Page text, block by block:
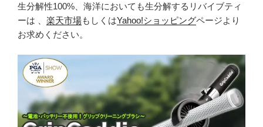
生分解性100%、海洋においても生分解するリバイブティ
ーは 、 楽天市場もしくはYahoo!ショッピングページより
お求めください。